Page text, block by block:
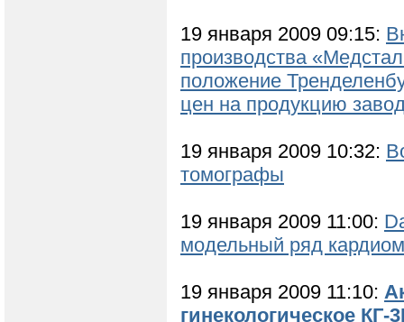
19 января 2009 09:15:
производства
положение
цен на продукцию
19 января 2009 10:32:
томографы
19 января 2009 11:00:
модельный ряд
19 января 2009 11:10:
гинекологическое